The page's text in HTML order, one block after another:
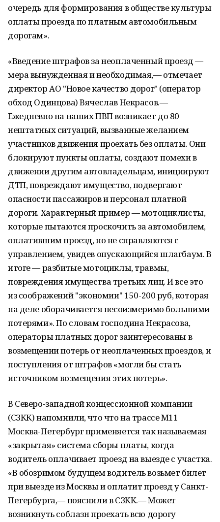
очередь для формирования в обществе культуры
оплаты проезда по платным автомобильным
дорогам».
«Введение штрафов за неоплаченный проезд —
мера вынужденная и необходимая,— отмечает
директор АО "Новое качество дорог" (оператор
обход Одинцова) Вячеслав Некрасов.—
Ежедневно на наших ПВП возникает до 80
нештатных ситуаций, вызванные желанием
участников движения проехать без оплаты. Они
блокируют пункты оплаты, создают помехи в
движении другим автовладельцам, инициируют
ДТП, повреждают имущество, подвергают
опасности пассажиров и персонал платной
дороги. Характерный пример — мотоциклисты,
которые пытаются проскочить за автомобилем,
оплатившим проезд, но не справляются с
управлением, увидев опускающийся шлагбаум. В
итоге — разбитые мотоциклы, травмы,
повреждения имущества третьих лиц. И все это
из соображений ''экономии'' 150-200 руб, которая
на деле оборачивается несоизмеримо большими
потерями». По словам господина Некрасова,
операторы платных дорог заинтересованы в
возмещении потерь от неоплаченных проездов, и
поступления от штрафов «могли бы стать
источником возмещения этих потерь».
В Северо-западной концессионной компании
(СЗКК) напомнили, что что на трассе М11
Москва-Петербург применяется так называемая
«закрытая» система сборы платы, когда
водитель оплачивает проезд на выезде с участка.
«В обозримом будущем водитель возьмет билет
при выезде из Москвы и оплатит проезд у Санкт-
Петербурга,— пояснили в СЗКК.— Может
возникнуть соблазн проехать всю дорогу